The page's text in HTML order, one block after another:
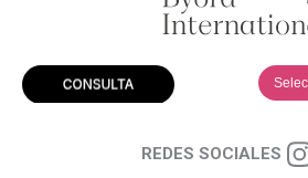
REDES SOCIALES